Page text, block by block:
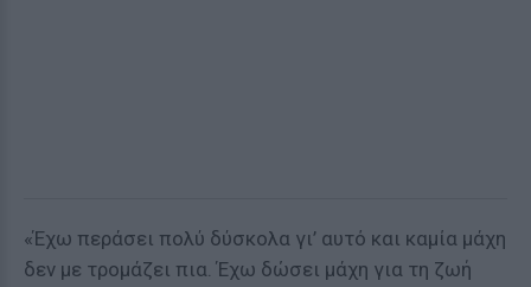
«Έχω περάσει πολύ δύσκολα γι’ αυτό και καμία μάχη
δεν με τρομάζει πια. Έχω δώσει μάχη για τη ζωή